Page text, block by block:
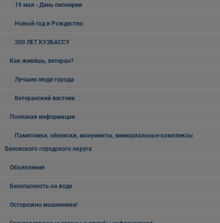
19 мая - День пионерии
Новый год и Рождество
300 ЛЕТ КУЗБАССУ
Как живёшь, ветеран?
Лучшие люди города
Ветеранский вестник
Полезная информация
Памятники, обелиски, монументы, мемориальные комплексы
Беловского городского округа
Объявления
Безопасность на воде
Осторожно мошенники!